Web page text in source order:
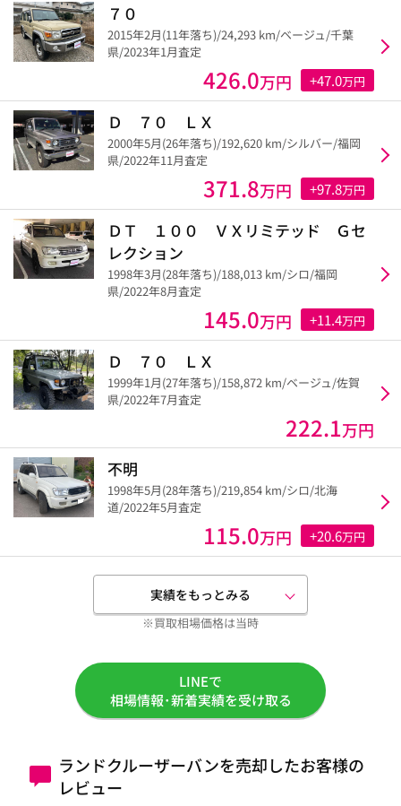
７０
2015年2月(11年落ち)/24,293 km/ベージュ/千葉
県/2023年1月査定
426.0万円 +47.0万円
Ｄ ７０ ＬＸ
2000年5月(26年落ち)/192,620 km/シルバー/福岡
県/2022年11月査定
371.8万円 +97.8万円
ＤＴ １００ ＶＸリミテッド Ｇセ
レクション
1998年3月(28年落ち)/188,013 km/シロ/福岡
県/2022年8月査定
145.0万円 +11.4万円
Ｄ ７０ ＬＸ
1999年1月(27年落ち)/158,872 km/ベージュ/佐賀
県/2022年7月査定
222.1万円
不明
1998年5月(28年落ち)/219,854 km/シロ/北海
道/2022年5月査定
115.0万円 +20.6万円
実績をもっとみる
※買取相場価格は当時
LINEで
相場情報･新着実績を受け取る
ランドクルーザーバンを売却したお客様の
レビュー